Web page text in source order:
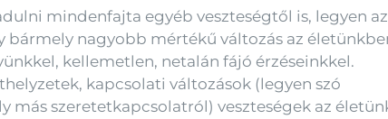
mindenfajta egyéb veszteségtől is, legyen az
bármely nagyobb mértékű változás az
kellemetlen, netalán fájó érzéseinkkel.
kapcsolati változások (legyen szó
más szeretetkapcsolatról) veszteségek az